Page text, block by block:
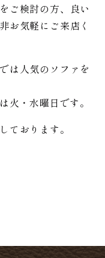
ご検討の方、良い
お気軽にご来店く
は人気のソファを
火・水曜日です。
ております。